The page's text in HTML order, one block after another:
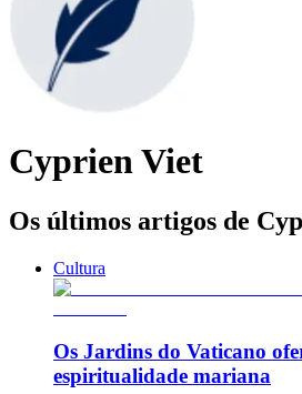
Cyprien Viet
Os últimos artigos de
Cultura
Os Jardins do Vaticano
espiritualidade mariana